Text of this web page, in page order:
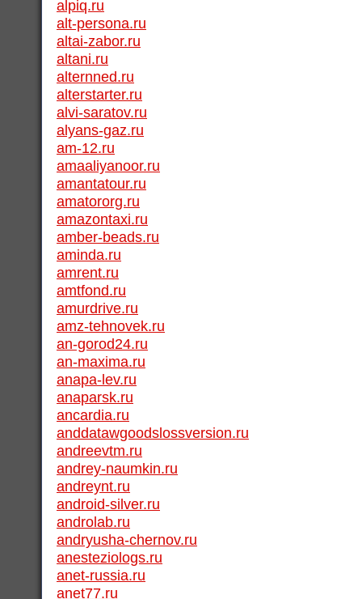
alpiq.ru
alt-persona.ru
altai-zabor.ru
altani.ru
alternned.ru
alterstarter.ru
alvi-saratov.ru
alyans-gaz.ru
am-12.ru
amaaliyanoor.ru
amantatour.ru
amatororg.ru
amazontaxi.ru
amber-beads.ru
aminda.ru
amrent.ru
amtfond.ru
amurdrive.ru
amz-tehnovek.ru
an-gorod24.ru
an-maxima.ru
anapa-lev.ru
anaparsk.ru
ancardia.ru
anddatawgoodslossversion.ru
andreevtm.ru
andrey-naumkin.ru
andreynt.ru
android-silver.ru
androlab.ru
andryusha-chernov.ru
anesteziologs.ru
anet-russia.ru
anet77.ru